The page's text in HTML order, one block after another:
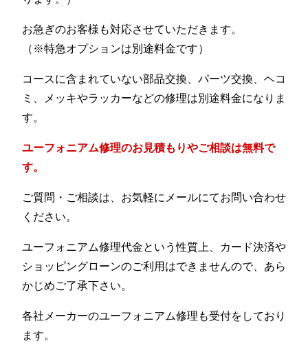
お急ぎのお客様も対応させていただきます。
（※特急オプションは別途料金です）
コースに含まれていない部品交換、パーツ交換、ヘコ
ミ、メッキやラッカーなどの修理は別途料金になりま
す。
ユーフォニアム修理のお見積もりやご相談は無料で
す。
ご質問・ご相談は、お気軽にメールにてお問い合わせ
ください。
ユーフォニアム修理代金という性質上、カード決済や
ショッピングローンのご利用はできませんので、あら
かじめご了承下さい。
各社メーカーのユーフォニアム修理も受付をしており
ます。